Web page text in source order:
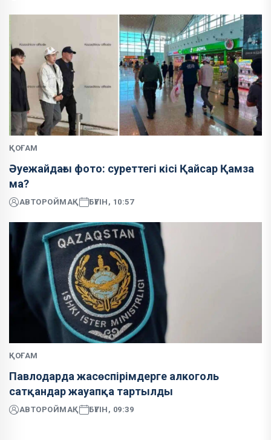
ҚОҒАМ
Әуежайдағы фото: суреттегі кісі Қайсар Қамза
ма?
АВТОРОЙМАҚ БҮГІН, 10:57
ҚОҒАМ
Павлодарда жасөспірімдерге алкоголь
сатқандар жауапқа тартылды
АВТОРОЙМАҚ БҮГІН, 09:39